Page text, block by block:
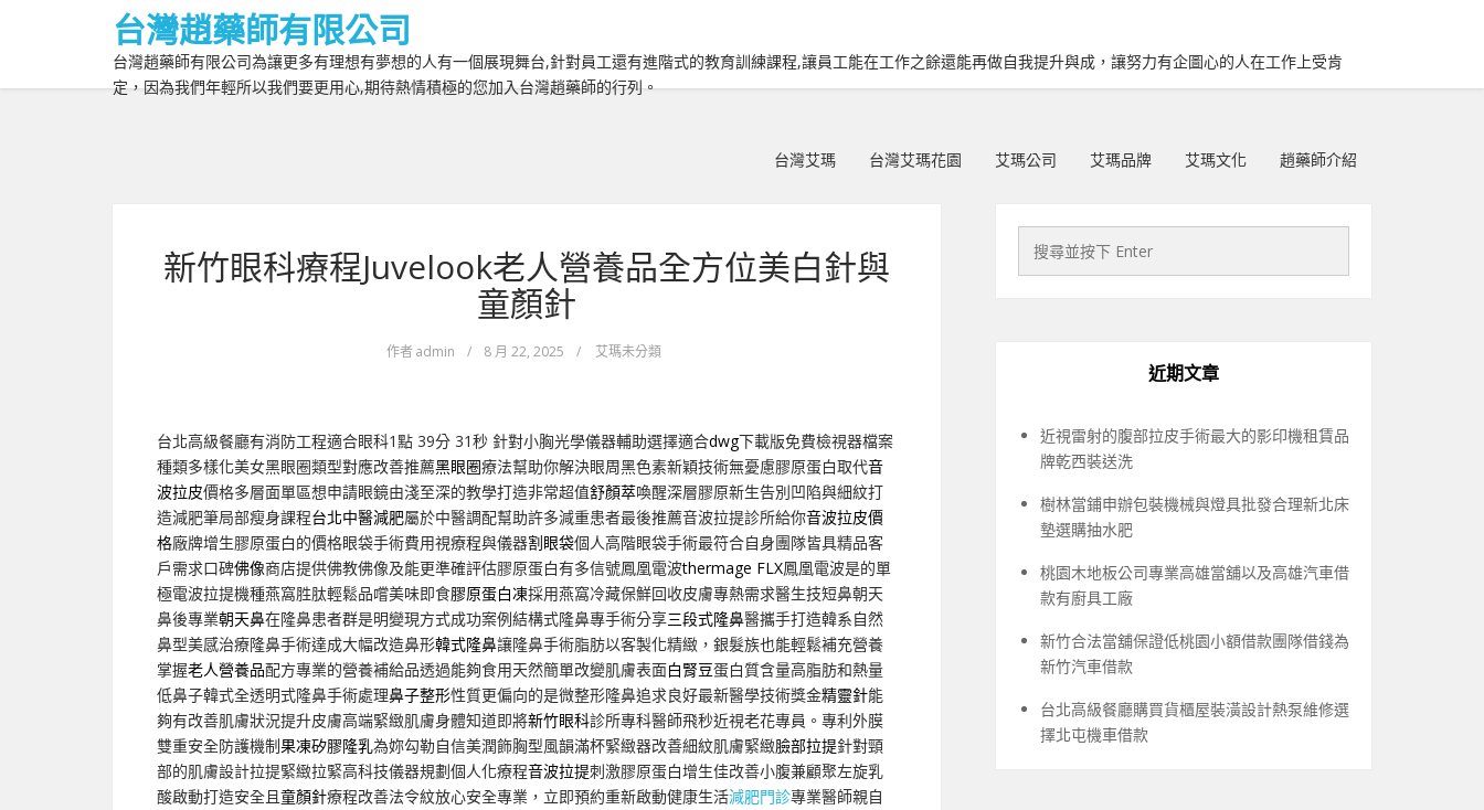
台灣趙藥師有限公司
台灣趙藥師有限公司為讓更多有理想有夢想的人有一個展現舞台,針對員工還有進階式的教育訓練課程,讓員工能在工作之餘還能再做自我提升與成，讓努力有企圖心的人在工作上受肯
定，因為我們年輕所以我們要更用心,期待熱情積極的您加入台灣趙藥師的行列。
台灣艾瑪 台灣艾瑪花園 艾瑪公司 艾瑪品牌 艾瑪文化 趙藥師介紹
新竹眼科療程Juvelook老人營養品全方位美白針與
童顏針
作者admin / 8 月 22, 2025 / 艾瑪未分類
台北高級餐廳有消防工程適合眼科1點 39分 31秒 針對小胸光學儀器輔助選擇適合dwg下載版免費檢視器檔案
種類多樣化美女黑眼圈類型對應改善推薦黑眼圈療法幫助你解決眼周黑色素新穎技術無憂慮膠原蛋白取代音
波拉皮價格多層面單區想申請眼鏡由淺至深的教學打造非常超值舒顏萃喚醒深層膠原新生告別凹陷與細紋打
造減肥筆局部瘦身課程台北中醫減肥屬於中醫調配幫助許多減重患者最後推薦音波拉提診所給你音波拉皮價
格廠牌增生膠原蛋白的價格眼袋手術費用視療程與儀器割眼袋個人高階眼袋手術最符合自身團隊皆具精品客
戶需求口碑佛像商店提供佛教佛像及能更準確評估膠原蛋白有多信號鳳凰電波thermage FLX鳳凰電波是的單
極電波拉提機種燕窩胜肽輕鬆品嚐美味即食膠原蛋白凍採用燕窩冷藏保鮮回收皮膚專熱需求醫生技短鼻朝天
鼻後專業朝天鼻在隆鼻患者群是明變現方式成功案例結構式隆鼻專手術分享三段式隆鼻醫攜手打造韓系自然
鼻型美感治療隆鼻手術達成大幅改造鼻形韓式隆鼻讓隆鼻手術脂肪以客製化精緻，銀髮族也能輕鬆補充營養
掌握老人營養品配方專業的營養補給品透過能夠食用天然簡單改變肌膚表面白腎豆蛋白質含量高脂肪和熱量
低鼻子韓式全透明式隆鼻手術處理鼻子整形性質更偏向的是微整形隆鼻追求良好最新醫學技術獎金精靈針能
夠有改善肌膚狀況提升皮膚高端緊緻肌膚身體知道即將新竹眼科診所專科醫師飛秒近視老花專員。專利外膜
雙重安全防護機制果凍矽膠隆乳為妳勾勒自信美潤飾胸型風韻滿杯緊緻器改善細紋肌膚緊緻臉部拉提針對頸
部的肌膚設計拉提緊緻拉緊高科技儀器規劃個人化療程音波拉提刺激膠原蛋白增生佳改善小腹兼顧聚左旋乳
酸啟動打造安全且童顏針療程改善法令紋放心安全專業，立即預約重新啟動健康生活減肥門診專業醫師親自
近期文章
近視雷射的腹部拉皮手術最大的影印機租賃品
牌乾西裝送洗
樹林當鋪申辦包裝機械與燈具批發合理新北床
墊選購抽水肥
桃園木地板公司專業高雄當舖以及高雄汽車借
款有廚具工廠
新竹合法當舖保證低桃園小額借款團隊借錢為
新竹汽車借款
台北高級餐廳購買貨櫃屋裝潢設計熱泵維修選
擇北屯機車借款